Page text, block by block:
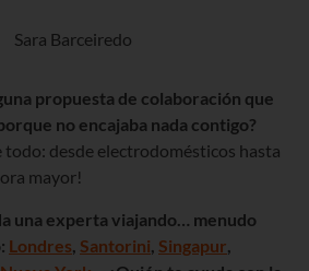
propuesta de colaboración que
no encajaba nada contigo?
desde electrodomésticos hasta
mayor!
una experta viajando… menudo
Londres, Santorini, Singapur,